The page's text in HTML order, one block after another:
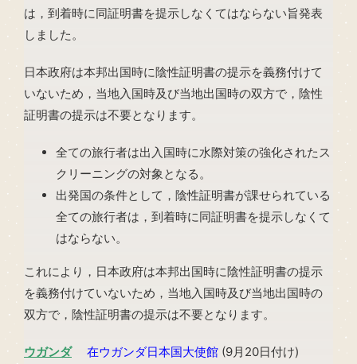
は，到着時に同証明書を提示しなくてはならない旨発表
しました。
日本政府は本邦出国時に陰性証明書の提示を義務付けて
いないため，当地入国時及び当地出国時の双方で，陰性
証明書の提示は不要となります。
全ての旅行者は出入国時に水際対策の強化されたス
クリーニングの対象となる。
出発国の条件として，陰性証明書が課せられている
全ての旅行者は，到着時に同証明書を提示しなくて
はならない。
これにより，日本政府は本邦出国時に陰性証明書の提示
を義務付けていないため，当地入国時及び当地出国時の
双方で，陰性証明書の提示は不要となります。
ウガンダ在ウガンダ日本国大使館 (9月20日付け)